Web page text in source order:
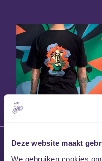
Deze website maakt
We gebruiken cookies